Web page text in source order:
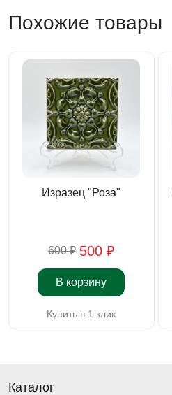
Похожие товары
Изразец "Роза"
600 ₽ 500 ₽
В корзину
Купить в 1 клик
Каталог